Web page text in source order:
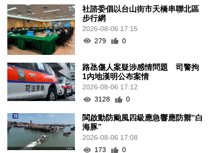
社諮委倡以台山街市天橋串聯北區
步行網
2026-08-06 17:15
279
0
路氹傷人案疑涉感情問題 司警拘
1內地漢明公布案情
2026-08-06 17:12
3128
0
閩啟動防颱風四級應急響應防禦“白
海豚”
2026-08-06 17:08
173
0